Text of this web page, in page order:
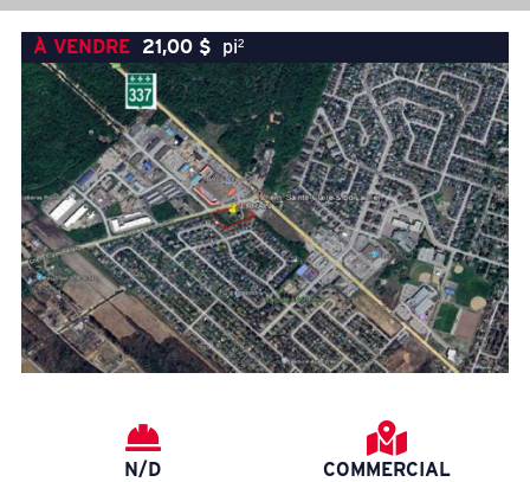
À VENDRE 21,00 $ pi²
N/D COMMERCIAL